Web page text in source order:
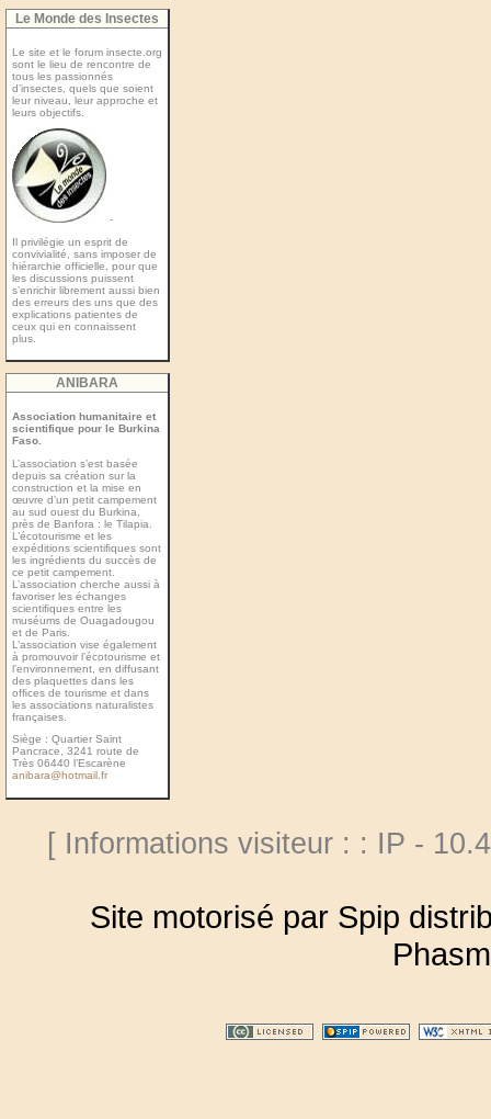
Le Monde des Insectes
Le site et le forum insecte.org
sont le lieu de rencontre de
tous les passionnés
d’insectes, quels que soient
leur niveau, leur approche et
leurs objectifs.
-
Il privilégie un esprit de
convivialité, sans imposer de
hiérarchie officielle, pour que
les discussions puissent
s’enrichir librement aussi bien
des erreurs des uns que des
explications patientes de
ceux qui en connaissent
plus.
ANIBARA
Association humanitaire et
scientifique pour le Burkina
Faso.
L’association s’est basée
depuis sa création sur la
construction et la mise en
œuvre d’un petit campement
au sud ouest du Burkina,
près de Banfora : le Tilapia.
L’écotourisme et les
expéditions scientiﬁques sont
les ingrédients du succès de
ce petit campement.
L’association cherche aussi à
favoriser les échanges
scientiﬁques entre les
muséums de Ouagadougou
et de Paris.
L’association vise également
à promouvoir l’écotourisme et
l’environnement, en diffusant
des plaquettes dans les
ofﬁces de tourisme et dans
les associations naturalistes
françaises.
Siège : Quartier Saint
Pancrace, 3241 route de
Très 06440 l’Escarène
anibara@hotmail.fr
[ Informations visiteur : : IP -
Site motorisé par Spip